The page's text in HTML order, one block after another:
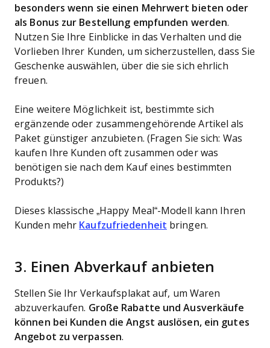
besonders wenn sie einen Mehrwert bieten oder
als Bonus zur Bestellung empfunden werden.
Nutzen Sie Ihre Einblicke in das Verhalten und die
Vorlieben Ihrer Kunden, um sicherzustellen, dass Sie
Geschenke auswählen, über die sie sich ehrlich
freuen.
Eine weitere Möglichkeit ist, bestimmte sich
ergänzende oder zusammengehörende Artikel als
Paket günstiger anzubieten. (Fragen Sie sich: Was
kaufen Ihre Kunden oft zusammen oder was
benötigen sie nach dem Kauf eines bestimmten
Produkts?)
Dieses klassische „Happy Meal“-Modell kann Ihren
Kunden mehr Kaufzufriedenheit bringen.
3. Einen Abverkauf anbieten
Stellen Sie Ihr Verkaufsplakat auf, um Waren
abzuverkaufen. Große Rabatte und Ausverkäufe
können bei Kunden die Angst auslösen, ein gutes
Angebot zu verpassen.